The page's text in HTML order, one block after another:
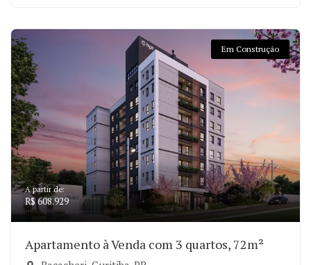
Em Construção
A partir de:
R$ 608.929
Apartamento à Venda com 3 quartos, 72m²